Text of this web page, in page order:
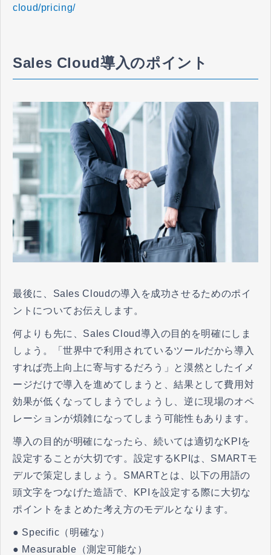
cloud/pricing/
Sales Cloud導入のポイント
最後に、Sales Cloudの導入を成功させるためのポイ
ントについてお伝えします。
何よりも先に、Sales Cloud導入の目的を明確にしま
しょう。「世界中で利用されているツールだから導入
すれば売上向上に寄与するだろう」と漠然としたイメ
ージだけで導入を進めてしまうと、結果として費用対
効果が低くなってしまうでしょうし、逆に現場のオペ
レーションが煩雑になってしまう可能性もあります。
導入の目的が明確になったら、続いては適切なKPIを
設定することが大切です。設定するKPIは、SMARTモ
デルで策定しましょう。SMARTとは、以下の用語の
頭文字をつなげた造語で、KPIを設定する際に大切な
ポイントをまとめた考え方のモデルとなります。
● Specific（明確な）
● Measurable（測定可能な）